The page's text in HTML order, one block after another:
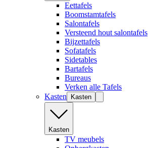
Eettafels
Boomstamtafels
Salontafels
Versteend hout salontafels
Bijzettafels
Sofatafels
Sidetables
Bartafels
Bureaus
Verken alle Tafels
Kasten
Kasten
Kasten
TV meubels